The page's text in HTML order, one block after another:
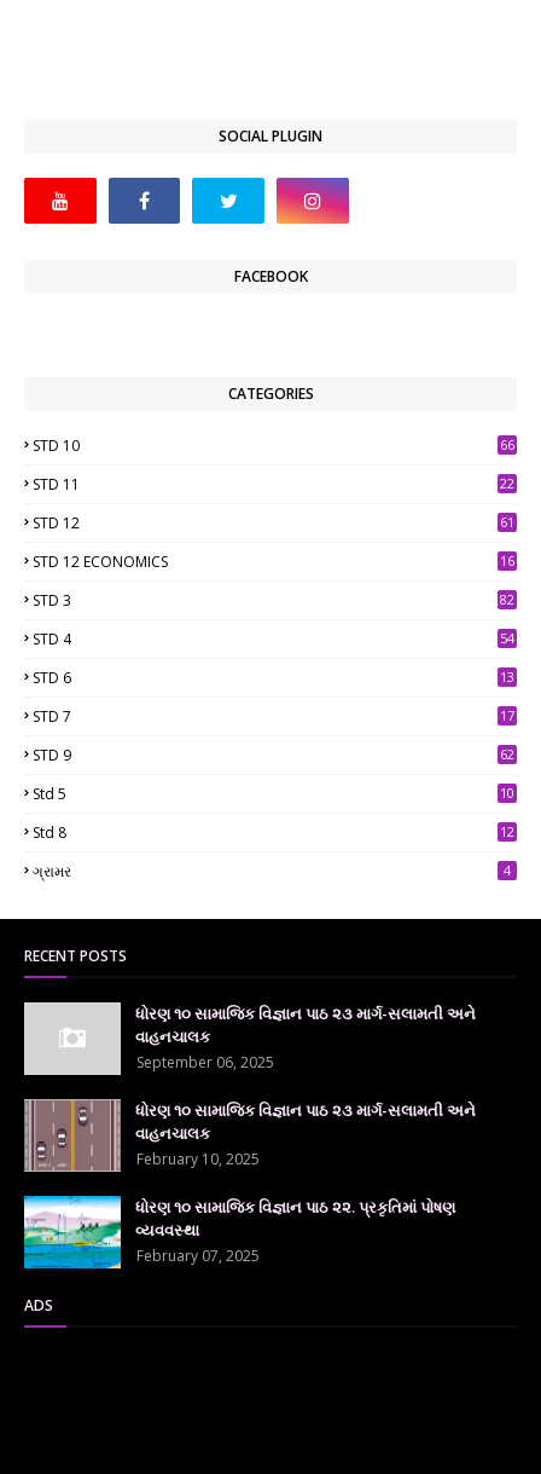
SOCIAL PLUGIN
FACEBOOK
CATEGORIES
STD 10 66
STD 11 22
STD 12 61
STD 12 ECONOMICS 16
STD 3 82
STD 4 54
STD 6
13
STD 7
17
STD 9 62
Std 5
10
Std 8
12
ગ્રામર 4
RECENT POSTS
ધોરણ ૧૦ સામાજિક વિજ્ઞાન પાઠ ૨૩ માર્ગ-સલામતી અને
વાહનચાલક
September 06, 2025
ધોરણ ૧૦ સામાજિક વિજ્ઞાન પાઠ ૨૩ માર્ગ-સલામતી અને
વાહનચાલક
February 10, 2025
ધોરણ ૧૦ સામાજિક વિજ્ઞાન પાઠ ૨૨. પ્રકૃતિમાં પોષણ
વ્યવવસ્થા
February 07, 2025
ADS